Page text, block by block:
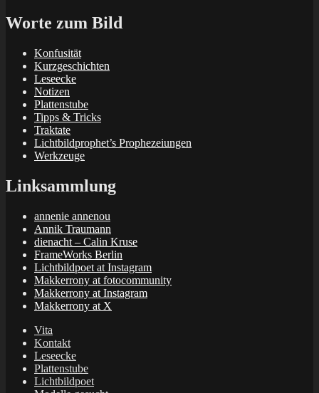
Worte zum Bild
Konfusität
Kurzgeschichten
Leseecke
Notizen
Plattenstube
Tipps & Tricks
Traktate
Lichtbildprophet’s Prophezeiungen
Werkzeuge
Linksammlung
annenie annenou
Annik Traumann
dienacht – Calin Kruse
FrameWorks Berlin
Lichtbildpoet at Instagram
Makkerrony at fotocommunity
Makkerrony at Instagram
Makkerrony at X
Vita
Kontakt
Leseecke
Plattenstube
Lichtbildpoet